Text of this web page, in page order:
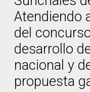
Atendiendo
del
desarrollo
nacional y
propuesta